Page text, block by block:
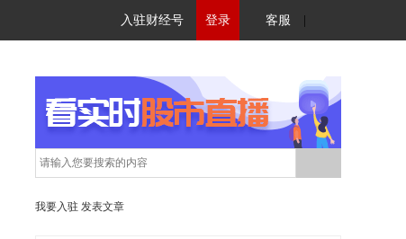
入驻财经号 登录 客服
我要入驻 发表文章